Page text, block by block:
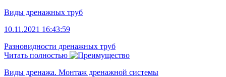
Виды дренажных труб
10.11.2021 16:43:59
Разновидности дренажных труб
Читать полностью
Виды дренажа. Монтаж дренажной системы